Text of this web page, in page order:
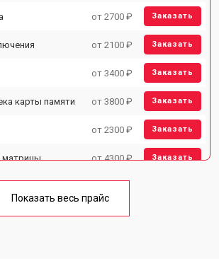
от 2700 ₽ Заказать
от 2100 ₽ Заказать
от 3400 ₽ Заказать
карты памяти от 3800 ₽ Заказать
от 2300 ₽ Заказать
матрицы от 4300 ₽ Заказать
Показать весь прайс